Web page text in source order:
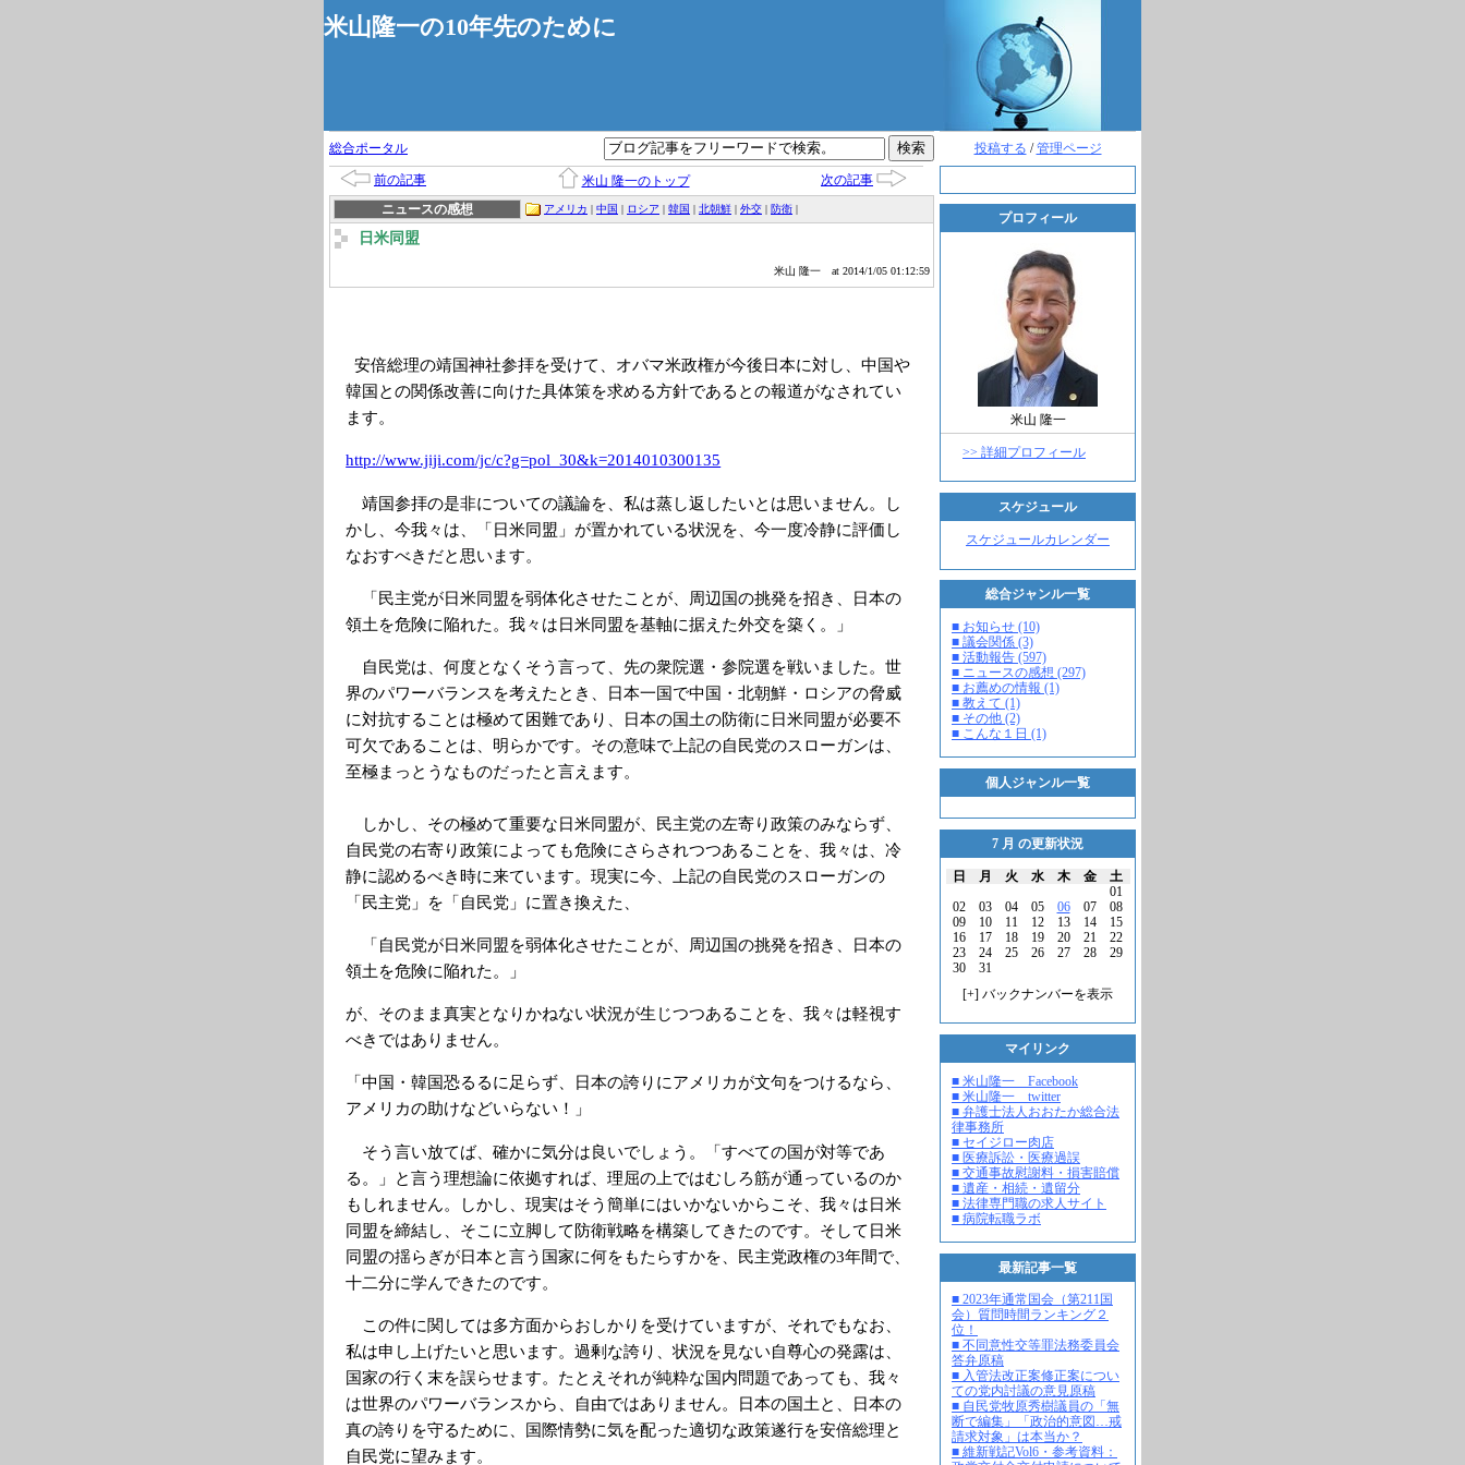
米山隆一の10年先のために
投稿する /管理ページ
プロフィール
米山 隆一
>> 詳細プロフィール
スケジュール
スケジュールカレンダー
総合ジャンル一覧
■ お知らせ (10)
■ 議会関係 (3)
■ 活動報告 (597)
■ ニュースの感想 (297)
■ お薦めの情報 (1)
■ 教えて (1)
■ その他 (2)
■ こんな１日 (1)
個人ジャンル一覧
7 月 の更新状況
日 月 火 水 木 金
土
01
02
03 04 05 06 07
08
09
10 11 12 13 14
15
16
17 18 19 20 21
22
23
24 25 26 27 28
29
30
31
[+] バックナンバーを表示
マイリンク
■ 米山隆一 Facebook
■ 米山隆一 twitter
■ 弁護士法人おおたか総合法
律事務所
■ セイジロー肉店
■ 医療訴訟・医療過誤
■ 交通事故慰謝料・損害賠償
■ 遺産・相続・遺留分
■ 法律専門職の求人サイト
■ 病院転職ラボ
最新記事一覧
■ 2023年通常国会（第211国
会）質問時間ランキング２
位！
■ 不同意性交等罪法務委員会
答弁原稿
■ 入管法改正案修正案につい
ての党内討議の意見原稿
■ 自民党牧原秀樹議員の「無
断で編集」「政治的意図…戒
請求対象」は本当か？
■ 維新戦記Vol6・参考資料：
総合ポータル
前の記事 米山 隆一のトップ
次の記事
ニュースの感想
アメリカ | 中国 | ロシア | 韓国 | 北朝鮮 | 外交 | 防衛 |
日米同盟
米山 隆一 at 2014/1/05 01:12:59
安倍総理の靖国神社参拝を受けて、オバマ米政権が今後日本に対し、中国や
韓国との関係改善に向けた具体策を求める方針であるとの報道がなされてい
ます。
http://www.jiji.com/jc/c?g=pol _30&k=2014010300135
靖国参拝の是非についての議論を、私は蒸し返したいとは思いません。し
かし、今我々は、「日米同盟」が置かれている状況を、今一度冷静に評価し
なおすべきだと思います。
「民主党が日米同盟を弱体化させたことが、周辺国の挑発を招き、日本の
領土を危険に陥れた。我々は日米同盟を基軸に据えた外交を築く。」
自民党は、何度となくそう言って、先の衆院選・参院選を戦いました。世
界のパワーバランスを考えたとき、日本一国で中国・北朝鮮・ロシアの脅威
に対抗することは極めて困難であり、日本の国土の防衛に日米同盟が必要不
可欠であることは、明らかです。その意味で上記の自民党のスローガンは、
至極まっとうなものだったと言えます。
しかし、その極めて重要な日米同盟が、民主党の左寄り政策のみならず、
自民党の右寄り政策によっても危険にさらされつつあることを、我々は、冷
静に認めるべき時に来ています。現実に今、上記の自民党のスローガンの
「民主党」を「自民党」に置き換えた、
「自民党が日米同盟を弱体化させたことが、周辺国の挑発を招き、日本の
領土を危険に陥れた。」
が、そのまま真実となりかねない状況が生じつつあることを、我々は軽視す
べきではありません。
「中国・韓国恐るるに足らず、日本の誇りにアメリカが文句をつけるなら、
アメリカの助けなどいらない！」
そう言い放てば、確かに気分は良いでしょう。「すべての国が対等であ
る。」と言う理想論に依拠すれば、理屈の上ではむしろ筋が通っているのか
もしれません。しかし、現実はそう簡単にはいかないからこそ、我々は日米
同盟を締結し、そこに立脚して防衛戦略を構築してきたのです。そして日米
同盟の揺らぎが日本と言う国家に何をもたらすかを、民主党政権の3年間で、
十二分に学んできたのです。
この件に関しては多方面からおしかりを受けていますが、それでもなお、
私は申し上げたいと思います。過剰な誇り、状況を見ない自尊心の発露は、
国家の行く末を誤らせます。たとえそれが純粋な国内問題であっても、我々
は世界のパワーバランスから、自由ではありません。日本の国土と、日本の
真の誇りを守るために、国際情勢に気を配った適切な政策遂行を安倍総理と
自民党に望みます。